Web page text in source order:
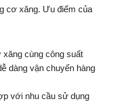
cơ xăng. Ưu điểm của
xăng cùng công suất
dàng vận chuyển hàng
với nhu cầu sử dụng